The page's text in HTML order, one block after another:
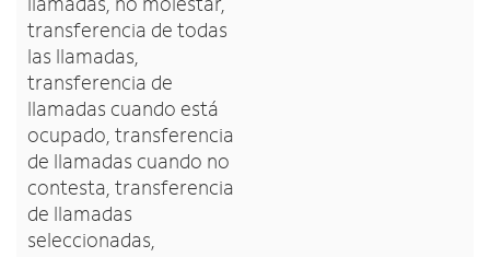
transferencia de todas
las llamadas,
transferencia de
llamadas cuando está
ocupado, transferencia
de llamadas cuando no
contesta, transferencia
de llamadas
seleccionadas,